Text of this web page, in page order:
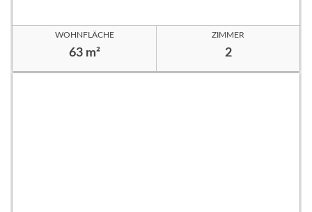
WOHNFLÄCHE
63 m²
ZIMMER
2